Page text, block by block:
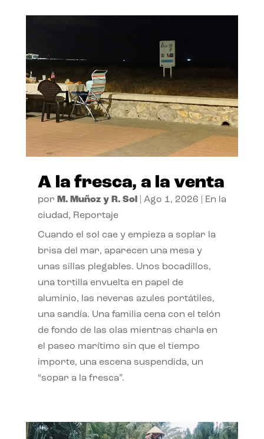
A la fresca, a la venta
por M. Muñoz y R. Sol| Ago 1, 2026
En la
ciudad, Reportaje
Cuando el sol cae y empieza a soplar la
brisa del mar, aparecen una mesa y
unas sillas plegables. Unos bocadillos,
una tortilla envuelta en papel de
aluminio, las neveras azules portátiles,
una sandía. Una familia cena con el telón
de fondo de las olas mientras charla en
el paseo marítimo sin que el tiempo
importe, una escena suspendida, un
“sopar a la fresca”.